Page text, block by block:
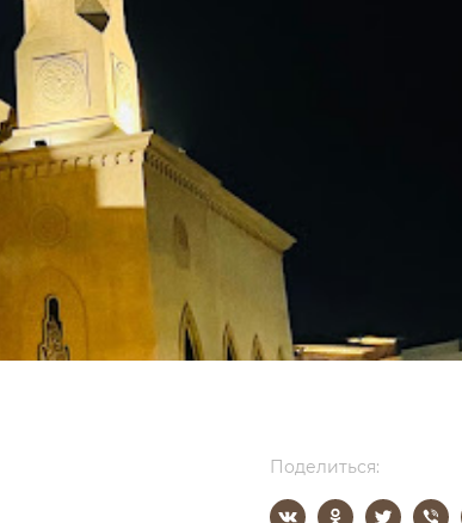
Поделиться: